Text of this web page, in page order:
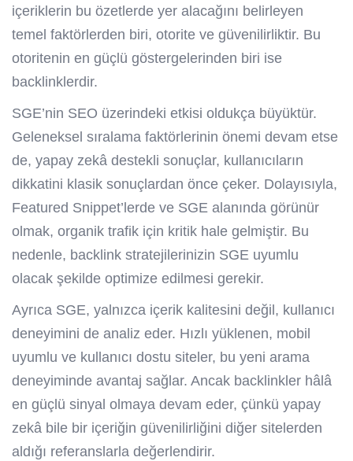
içeriklerin bu özetlerde yer alacağını belirleyen
temel faktörlerden biri, otorite ve güvenilirliktir. Bu
otoritenin en güçlü göstergelerinden biri ise
backlinklerdir.
SGE’nin SEO üzerindeki etkisi oldukça büyüktür.
Geleneksel sıralama faktörlerinin önemi devam etse
de, yapay zekâ destekli sonuçlar, kullanıcıların
dikkatini klasik sonuçlardan önce çeker. Dolayısıyla,
Featured Snippet’lerde ve SGE alanında görünür
olmak, organik trafik için kritik hale gelmiştir. Bu
nedenle, backlink stratejilerinizin SGE uyumlu
olacak şekilde optimize edilmesi gerekir.
Ayrıca SGE, yalnızca içerik kalitesini değil, kullanıcı
deneyimini de analiz eder. Hızlı yüklenen, mobil
uyumlu ve kullanıcı dostu siteler, bu yeni arama
deneyiminde avantaj sağlar. Ancak backlinkler hâlâ
en güçlü sinyal olmaya devam eder, çünkü yapay
zekâ bile bir içeriğin güvenilirliğini diğer sitelerden
aldığı referanslarla değerlendirir.